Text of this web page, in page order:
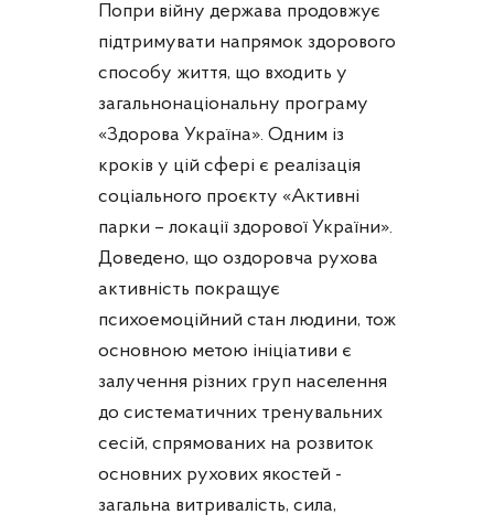
Попри війну держава продовжує
підтримувати напрямок здорового
способу життя, що входить у
загальнонаціональну програму
«Здорова Україна». Одним із
кроків у цій сфері є реалізація
соціального проєкту «Активні
парки – локації здорової України».
Доведено, що оздоровча рухова
активність покращує
психоемоційний стан людини, тож
основною метою ініціативи є
залучення різних груп населення
до систематичних тренувальних
сесій, спрямованих на розвиток
основних рухових якостей -
загальна витривалість, сила,